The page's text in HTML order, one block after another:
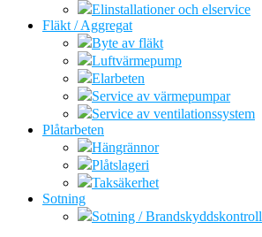
Elinstallationer och elservice
Fläkt / Aggregat
Byte av fläkt
Luftvärmepump
Elarbeten
Service av värmepumpar
Service av ventilationssystem
Plåtarbeten
Hängrännor
Plåtslageri
Taksäkerhet
Sotning
Sotning / Brandskyddskontroll